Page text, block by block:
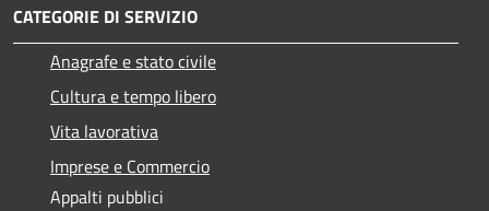
CATEGORIE DI SERVIZIO
Anagrafe e stato civile
Cultura e tempo libero
Vita lavorativa
Imprese e Commercio
Appalti pubblici